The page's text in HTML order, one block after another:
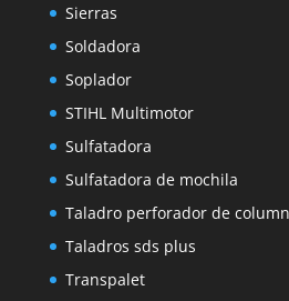
Sierras
Soldadora
Soplador
STIHL Multimotor
Sulfatadora
Sulfatadora de mochila
Taladro perforador de
Taladros sds plus
Transpalet